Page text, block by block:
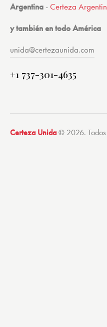
Argentina -Certeza
y también en todo América
unida@certezaunida.com
+1 737-301-4635
Certeza Unida© 2026. Todos